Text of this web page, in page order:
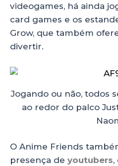
videogames, há ainda
card games e os
Grow, que também
divertir.
Jogando ou não, todos
ao redor do palco
O Anime Friends
presença de youtubers,